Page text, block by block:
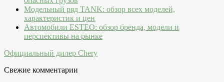
Модельный ряд TANK: обзор всех моделей,
характеристик и цен
Автомобили ESTEO: обзор бренда, модели и
перспективы на рынке
Официальный дилер Chery
Свежие комментарии